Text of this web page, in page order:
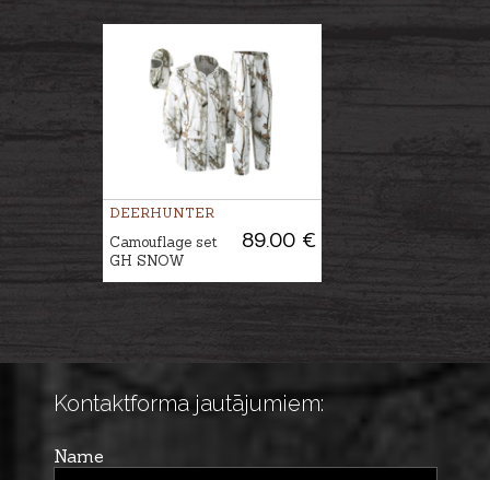
DEERHUNTER
89.00 €
Camouflage set
GH SNOW
Kontaktforma jautājumiem:
Name